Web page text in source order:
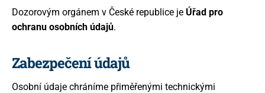
Dozorovým orgánem v České republice je Úřad pro
ochranu osobních údajů.
Zabezpečení údajů
Osobní údaje chráníme přiměřenými technickými